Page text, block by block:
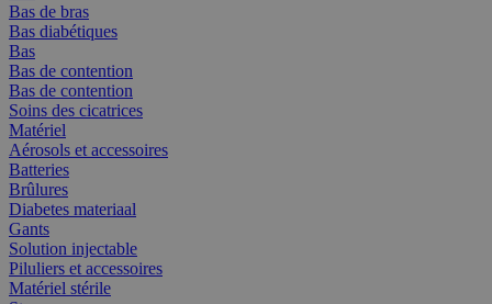
Bas de bras
Bas diabétiques
Bas
Bas de contention
Bas de contention
Soins des cicatrices
Matériel
Aérosols et accessoires
Batteries
Brûlures
Diabetes materiaal
Gants
Solution injectable
Piluliers et accessoires
Matériel stérile